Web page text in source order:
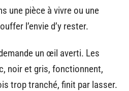
une pièce à vivre ou une
l’envie d’y rester.
un œil averti. Les
noir et gris, fonctionnent,
trop tranché, finit par lasser.